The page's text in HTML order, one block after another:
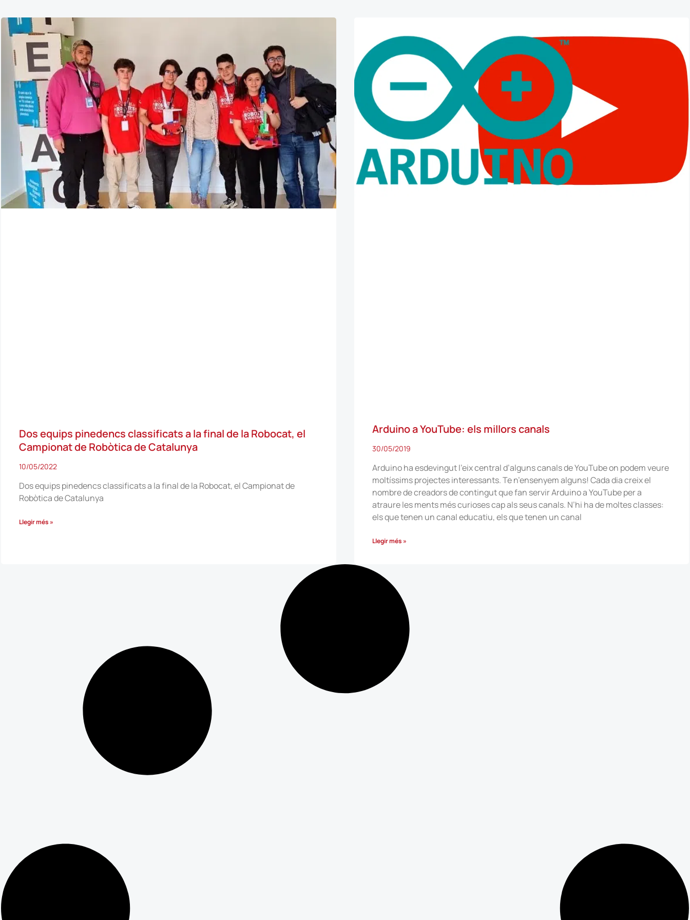
Dos equips pinedencs classificats a la final de la Robocat, el
Campionat de Robòtica de Catalunya
10/05/2022
Dos equips pinedencs classificats a la final de la Robocat, el Campionat de
Robòtica de Catalunya
Llegir més »
Arduino a YouTube: els millors canals
30/05/2019
Arduino ha esdevingut l’eix central d’alguns canals de YouTube on podem veure
moltíssims projectes interessants. Te n’ensenyem alguns! Cada dia creix el
nombre de creadors de contingut que fan servir Arduino a YouTube per a
atraure les ments més curioses cap als seus canals. N’hi ha de moltes classes:
els que tenen un canal educatiu, els que tenen un canal
Llegir més »